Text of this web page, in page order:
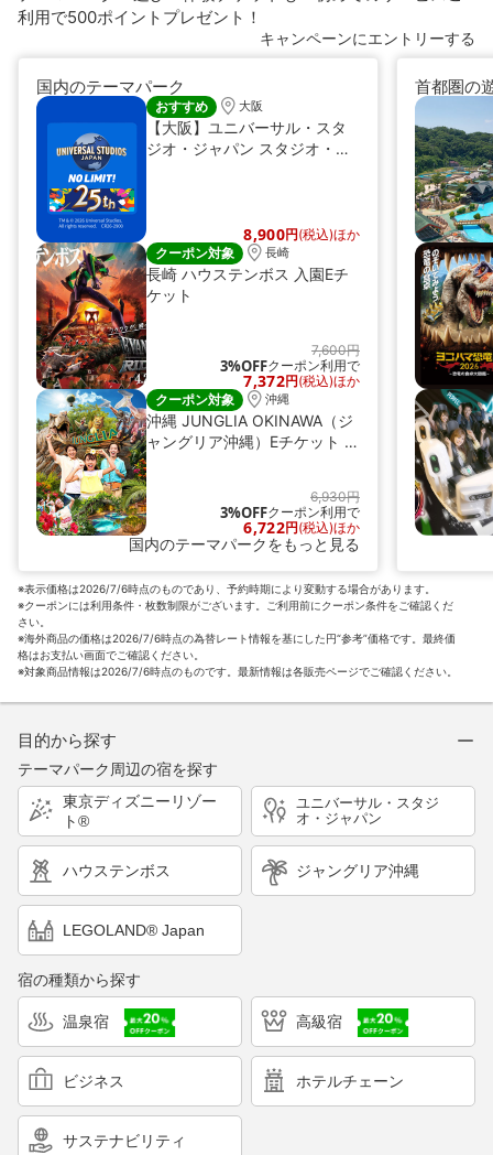
利用で500ポイントプレゼント！
キャンペーンにエントリーする
国内のテーマパーク
おすすめ 大阪
【大阪】ユニバーサル・スタ
ジオ・ジャパン スタジオ・パ
8,900円(税込)ほか
クーポン対象
長崎
長崎 ハウステンボス 入園Eチ
ケット
7,600円
3%OFFクーポン利用で
7,372円(税込)ほか
クーポン対象
沖縄
沖縄 JUNGLIA OKINAWA（ジ
ャングリア沖縄）Eチケット 予
6,930円
3%OFFクーポン利用で
6,722円(税込)ほか
国内のテーマパークをもっと見る
首都圏の
※表示価格は2026/7/6時点のものであり、予約時期により変動する場合があります。
※クーポンには利用条件・枚数制限がございます。ご利用前にクーポン条件をご確認くだ
さい。
※海外商品の価格は2026/7/6時点の為替レート情報を基にした円“参考”価格です。最終価
格はお支払い画面でご確認ください。
※対象商品情報は2026/7/6時点のものです。最新情報は各販売ページでご確認ください。
目的から探す
テーマパーク周辺の宿を探す
東京ディズニーリゾー
ト®
ユニバーサル・スタジ
オ・ジャパン
ハウステンボス ジャングリア沖縄
LEGOLAND® Japan
宿の種類から探す
温泉宿 高級宿
ビジネス ホテルチェーン
サステナビリティ